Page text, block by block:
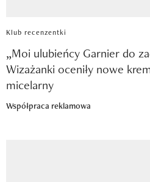
Klub recenzentki
„Moi ulubieńcy Garnier do
Wizażanki oceniły nowe
micelarny
Współpraca reklamowa